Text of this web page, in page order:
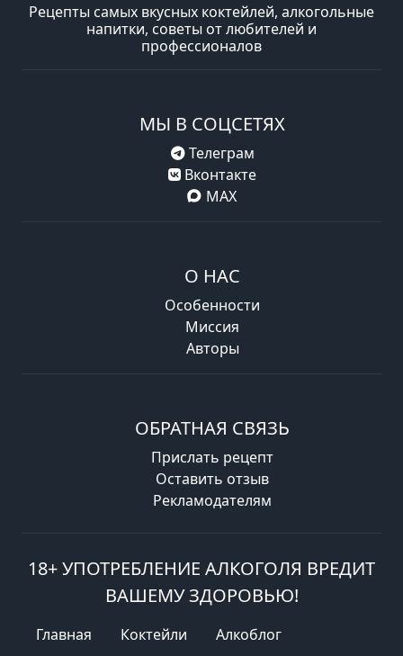
Рецепты самых вкусных коктейлей, алкогольные
напитки, советы от любителей и
профессионалов
МЫ В СОЦСЕТЯХ
Телеграм
Вконтакте
MAX
О НАС
Особенности
Миссия
Авторы
ОБРАТНАЯ СВЯЗЬ
Прислать рецепт
Оставить отзыв
Рекламодателям
18+ УПОТРЕБЛЕНИЕ АЛКОГОЛЯ ВРЕДИТ
ВАШЕМУ ЗДОРОВЬЮ!
Главная Коктейли Алкоблог